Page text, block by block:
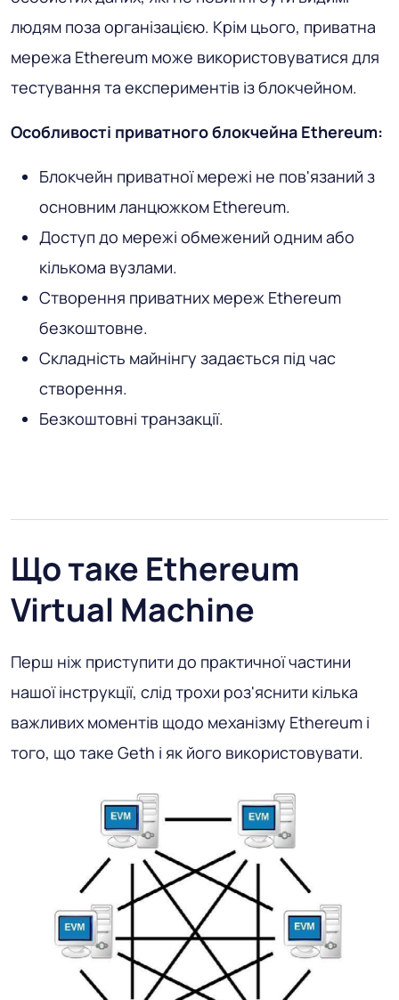
людям поза організацією. Крім цього, приватна
мережа Ethereum може використовуватися для
тестування та експериментів із блокчейном.
Особливості приватного блокчейна Ethereum:
Блокчейн приватної мережі не пов'язаний з
основним ланцюжком Ethereum.
Доступ до мережі обмежений одним або
кількома вузлами.
Створення приватних мереж Ethereum
безкоштовне.
Складність майнінгу задається під час
створення.
Безкоштовні транзакції.
Що таке Ethereum
Virtual Machine
Перш ніж приступити до практичної частини
нашої інструкції, слід трохи роз'яснити кілька
важливих моментів щодо механізму Ethereum і
того, що таке Geth і як його використовувати.